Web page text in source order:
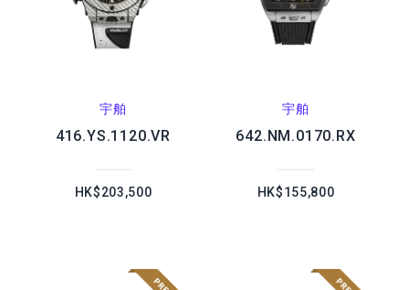
宇舶
416.YS.1120.VR
HK$203,500
宇舶
642.NM.0170.RX
HK$155,800